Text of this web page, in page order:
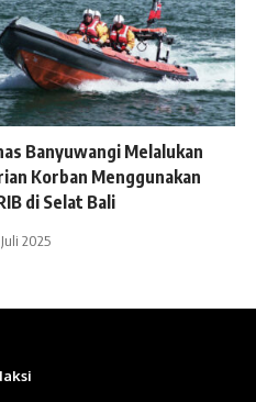
Banyuwangi Melalukan
Korban Menggunakan
di Selat Bali
2025